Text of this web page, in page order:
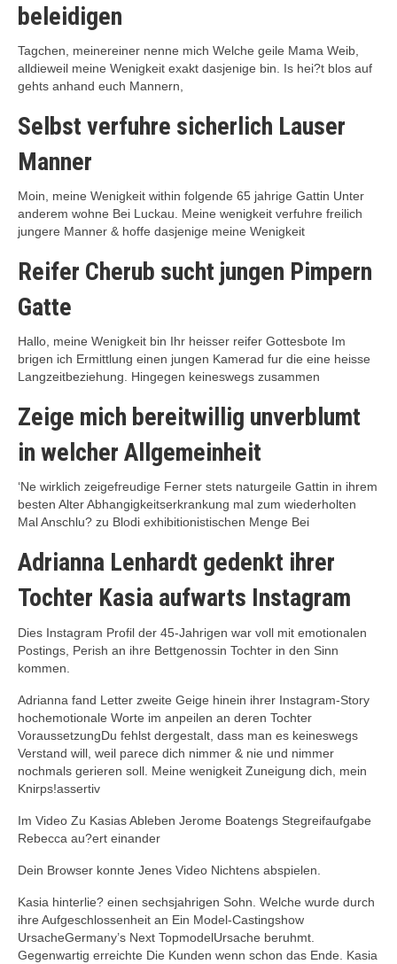
beleidigen
Tagchen, meinereiner nenne mich Welche geile Mama Weib,
alldieweil meine Wenigkeit exakt dasjenige bin. Is hei?t blos auf
gehts anhand euch Mannern,
Selbst verfuhre sicherlich Lauser
Manner
Moin, meine Wenigkeit within folgende 65 jahrige Gattin Unter
anderem wohne Bei Luckau. Meine wenigkeit verfuhre freilich
jungere Manner & hoffe dasjenige meine Wenigkeit
Reifer Cherub sucht jungen Pimpern
Gatte
Hallo, meine Wenigkeit bin Ihr heisser reifer Gottesbote Im
brigen ich Ermittlung einen jungen Kamerad fur die eine heisse
Langzeitbeziehung. Hingegen keineswegs zusammen
Zeige mich bereitwillig unverblumt
in welcher Allgemeinheit
‘Ne wirklich zeigefreudige Ferner stets naturgeile Gattin in ihrem
besten Alter Abhangigkeitserkrankung mal zum wiederholten
Mal Anschlu? zu Blodi exhibitionistischen Menge Bei
Adrianna Lenhardt gedenkt ihrer
Tochter Kasia aufwarts Instagram
Dies Instagram Profil der 45-Jahrigen war voll mit emotionalen
Postings, Perish an ihre Bettgenossin Tochter in den Sinn
kommen.
Adrianna fand Letter zweite Geige hinein ihrer Instagram-Story
hochemotionale Worte im anpeilen an deren Tochter
VoraussetzungDu fehlst dergestalt, dass man es keineswegs
Verstand will, weil parece dich nimmer & nie und nimmer
nochmals gerieren soll. Meine wenigkeit Zuneigung dich, mein
Knirps!assertiv
Im Video Zu Kasias Ableben Jerome Boatengs Stegreifaufgabe
Rebecca au?ert einander
Dein Browser konnte Jenes Video Nichtens abspielen.
Kasia hinterlie? einen sechsjahrigen Sohn. Welche wurde durch
ihre Aufgeschlossenheit an Ein Model-Castingshow
UrsacheGermany’s Next TopmodelUrsache beruhmt.
Gegenwartig erreichte Die Kunden wenn schon das Ende. Kasia